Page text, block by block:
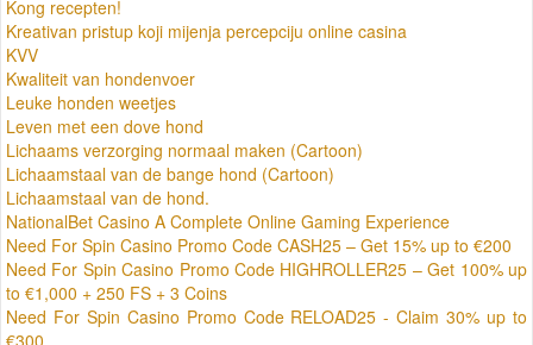
Kong recepten!
Kreativan pristup koji mijenja percepciju online casina
KVV
Kwaliteit van hondenvoer
Leuke honden weetjes
Leven met een dove hond
Lichaams verzorging normaal maken (Cartoon)
Lichaamstaal van de bange hond (Cartoon)
Lichaamstaal van de hond.
NationalBet Casino A Complete Online Gaming Experience
Need For Spin Casino Promo Code CASH25 – Get 15% up to €200
Need For Spin Casino Promo Code HIGHROLLER25 – Get 100% up
to €1,000 + 250 FS + 3 Coins
Need For Spin Casino Promo Code RELOAD25 - Claim 30% up to
€300